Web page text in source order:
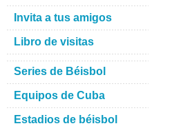
Invita a tus amigos
Libro de visitas
Series de Béisbol
Equipos de Cuba
Estadios de béisbol